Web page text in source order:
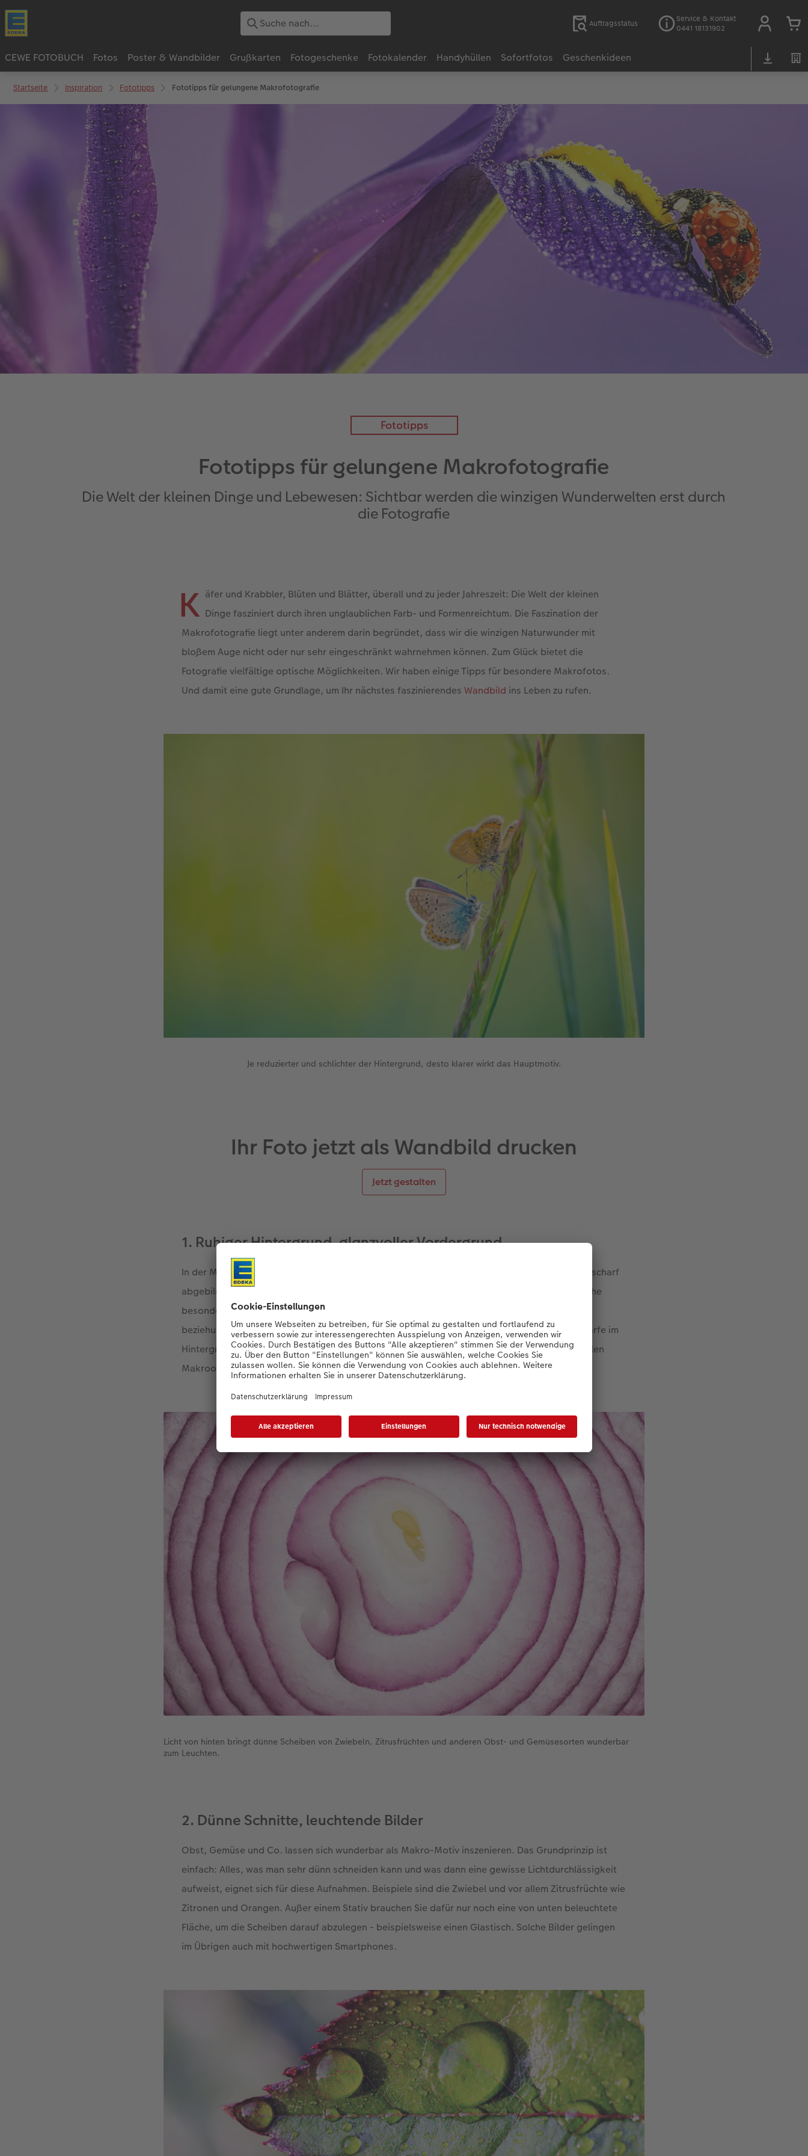
Auftragsstatus
Service & Kontakt
0441 18131902
CEWE FOTOBUCH Fotos Poster & Wandbilder Grußkarten Fotogeschenke Fotokalender Handyhüllen Sofortfotos Geschenkideen
Startseite Inspiration Fototipps Fototipps für gelungene Makrofotografie
Fototipps
Fototipps für gelungene Makrofotografie
Die Welt der kleinen Dinge und Lebewesen: Sichtbar werden die winzigen Wunderwelten erst durch
die Fotografie
K äfer und Krabbler, Blüten und Blätter, überall und zu jeder Jahreszeit: Die Welt der kleinen
Dinge fasziniert durch ihren unglaublichen Farb- und Formenreichtum. Die Faszination der
Makrofotografie liegt unter anderem darin begründet, dass wir die winzigen Naturwunder mit
bloßem Auge nicht oder nur sehr eingeschränkt wahrnehmen können. Zum Glück bietet die
Fotografie vielfältige optische Möglichkeiten. Wir haben einige Tipps für besondere Makrofotos.
Und damit eine gute Grundlage, um Ihr nächstes faszinierendesWandbild ins Leben zu rufen.
Je reduzierter und schlichter der Hintergrund, desto klarer wirkt das Hauptmotiv.
Ihr Foto jetzt als Wandbild drucken
Jetzt gestalten
1. Ruhiger Hintergrund, glanzvoller Vordergrund
In der Makrofotografie spielt der Hintergrund eine wichtige Rolle. So kommen kleine, bunte, scharf
abgebildete Objekte wie Insekten und Falter vor einer gleichmäßig farbigen, unscharfen Fläche
besonders gut zur Geltung. Dabei helfen die fotografischen „Naturgesetze“: Eine lange
beziehungsweise große Brennweite sowie eine offene Blende sorgen für die perfekte Unschärfe im
Hintergrund. Apropos Objektiv: Die besten Bilder im Nahbereich entstehen mit einem speziellen
Makroobjektiv, beispielsweise mit 100 Millimeter Brennweite.
Licht von hinten bringt dünne Scheiben von Zwiebeln, Zitrusfrüchten und anderen Obst- und Gemüsesorten wunderbar
zum Leuchten.
2. Dünne Schnitte, leuchtende Bilder
Obst, Gemüse und Co. lassen sich wunderbar als Makro-Motiv inszenieren. Das Grundprinzip ist
einfach: Alles, was man sehr dünn schneiden kann und was dann eine gewisse Lichtdurchlässigkeit
aufweist, eignet sich für diese Aufnahmen. Beispiele sind die Zwiebel und vor allem Zitrusfrüchte wie
Zitronen und Orangen. Außer einem Stativ brauchen Sie dafür nur noch eine von unten beleuchtete
Fläche, um die Scheiben darauf abzulegen - beispielsweise einen Glastisch. Solche Bilder gelingen
im Übrigen auch mit hochwertigen Smartphones.